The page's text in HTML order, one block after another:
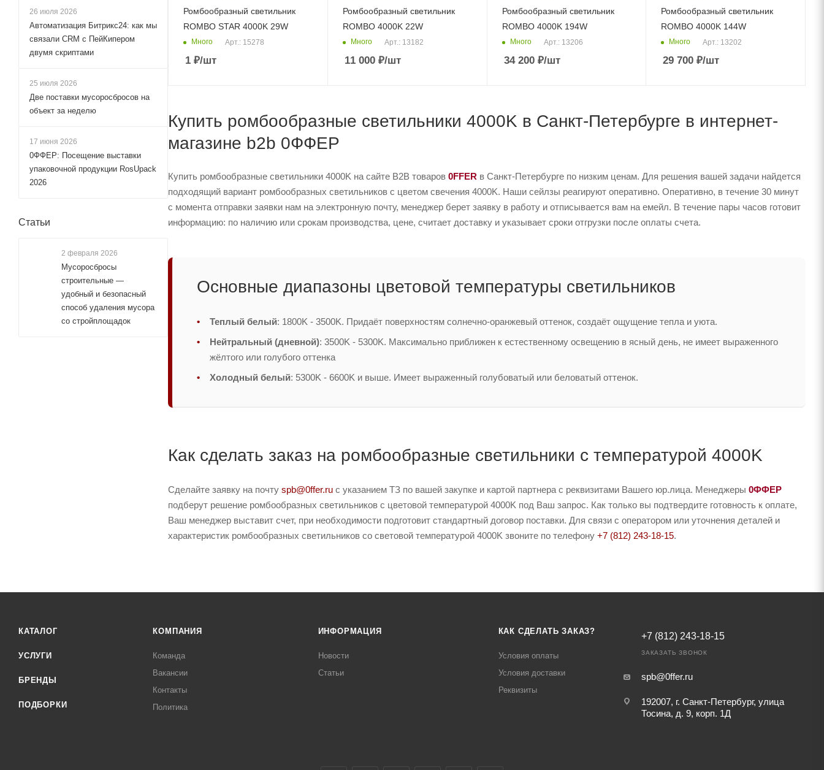
Ромбообразный светильник
ROMBO STAR 4000K 29W
Много Арт.: 15278
1 ₽/шт
Ромбообразный светильник
ROMBO 4000K 22W
Много Арт.: 13182
11 000₽/шт
Ромбообразный светильник
ROMBO 4000K 194W
Много Арт.: 13206
34 200₽/шт
Ромбообразный светильник
ROMBO 4000K 144W
Много Арт.: 13202
29 700 ₽/шт
Купить ромбообразные светильники 4000K в Санкт-Петербурге в интернет-
магазине b2b 0ФФЕР
Купить ромбообразные светильники 4000K на сайте B2B товаров 0FFER в Санкт-Петербурге по низким ценам. Для решения вашей задачи найдется
подходящий вариант ромбообразных светильников с цветом свечения 4000K. Наши сейлзы реагируют оперативно. Оперативно, в течение 30 минут
с момента отправки заявки нам на электронную почту, менеджер берет заявку в работу и отписывается вам на емейл. В течение пары часов готовит
информацию: по наличию или срокам производства, цене, считает доставку и указывает сроки отгрузки после оплаты счета.
Основные диапазоны цветовой температуры светильников
Теплый белый: 1800K - 3500K. Придаёт поверхностям солнечно-оранжевый оттенок, создаёт ощущение тепла и уюта.
Нейтральный (дневной): 3500K - 5300K. Максимально приближен к естественному освещению в ясный день, не имеет выраженного
жёлтого или голубого оттенка
Холодный белый: 5300K - 6600K и выше. Имеет выраженный голубоватый или беловатый оттенок.
Как сделать заказ на ромбообразные светильники с температурой 4000K
Сделайте заявку на почту spb@0ffer.ru с указанием ТЗ по вашей закупке и картой партнера с реквизитами Вашего юр.лица. Менеджеры 0ФФЕР
подберут решение ромбообразных светильников с цветовой температурой 4000K под Ваш запрос. Как только вы подтвердите готовность к оплате,
Ваш менеджер выставит счет, при необходимости подготовит стандартный договор поставки. Для связи с оператором или уточнения деталей и
характеристик ромбообразных светильников со световой температурой 4000K звоните по телефону +7 (812) 243-18-15.
26 июля 2026
Автоматизация Битрикс24: как мы
связали CRM с ПейКипером
двумя скриптами
25 июля 2026
Две поставки мусоросбросов на
объект за неделю
17 июня 2026
0ФФЕР: Посещение выставки
упаковочной продукции RosUpack
2026
Статьи
2 февраля 2026
Мусоросбросы
строительные —
удобный и безопасный
способ удаления мусора
со стройплощадок
КАТАЛОГ
УСЛУГИ
БРЕНДЫ
ПОДБОРКИ
КОМПАНИЯ
Команда
Вакансии
Контакты
Политика
ИНФОРМАЦИЯ
Новости
Статьи
КАК СДЕЛАТЬ ЗАКАЗ?
Условия оплаты
Условия доставки
Реквизиты
+7 (812) 243-18-15
ЗАКАЗАТЬ ЗВОНОК
spb@0ffer.ru
192007, г. Санкт-Петербург, улица
Тосина, д. 9, корп. 1Д